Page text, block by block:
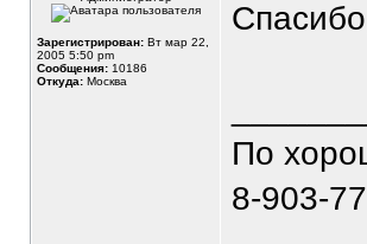
Зарегистрирован: Вт мар 22,
2005 5:50 pm
Сообщения: 10186
Откуда: Москва
По
8-903-